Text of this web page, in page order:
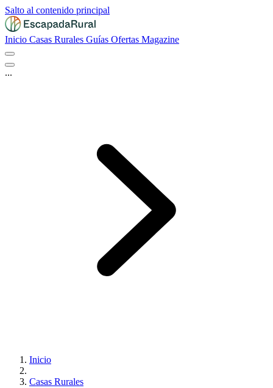
Salto al contenido principal
Inicio Casas Rurales Guías Ofertas Magazine
...
Inicio
Casas Rurales